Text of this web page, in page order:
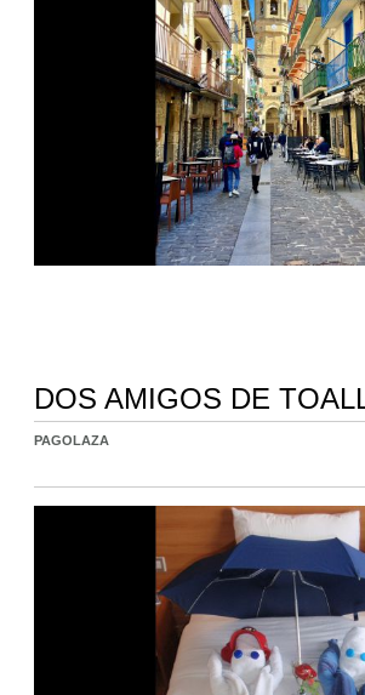
DOS AMIGOS DE
PAGOLAZA